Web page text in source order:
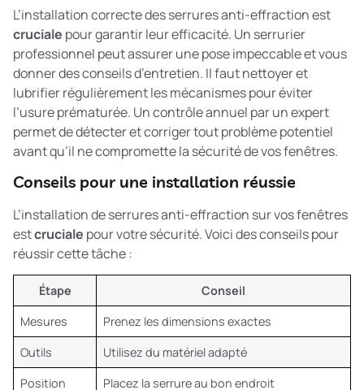
L’installation correcte des serrures anti-effraction est
cruciale pour garantir leur efficacité. Un serrurier
professionnel peut assurer une pose impeccable et vous
donner des conseils d’entretien. Il faut nettoyer et
lubrifier régulièrement les mécanismes pour éviter
l’usure prématurée. Un contrôle annuel par un expert
permet de détecter et corriger tout problème potentiel
avant qu’il ne compromette la sécurité de vos fenêtres.
Conseils pour une installation réussie
L’installation de serrures anti-effraction sur vos fenêtres
estcruciale pour votre sécurité. Voici des conseils pour
réussir cette tâche :
Étape
Conseil
Mesures
Prenez les dimensions exactes
Outils
Utilisez du matériel adapté
Position
Placez la serrure au bon endroit